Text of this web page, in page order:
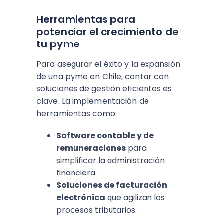
Herramientas para
potenciar el crecimiento de
tu pyme
Para asegurar el éxito y la expansión
de una pyme en Chile, contar con
soluciones de gestión eficientes es
clave. La implementación de
herramientas como:
Software contable y de
remuneraciones para
simplificar la administración
financiera.
Soluciones de facturación
electrónica que agilizan los
procesos tributarios.